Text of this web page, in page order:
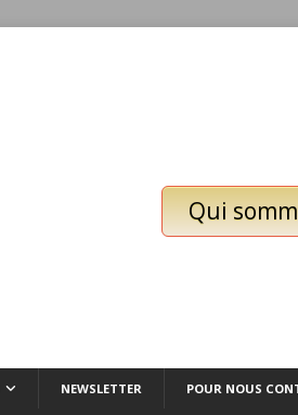
Qui
NEWSLETTER POUR NOUS